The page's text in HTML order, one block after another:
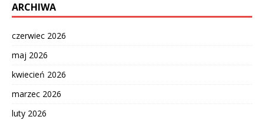
ARCHIWA
czerwiec 2026
maj 2026
kwiecień 2026
marzec 2026
luty 2026